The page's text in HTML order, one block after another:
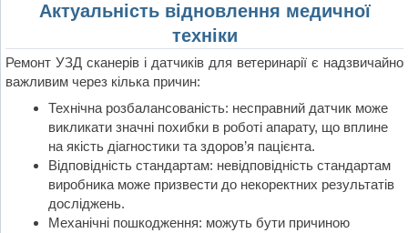
Актуальність відновлення медичної
техніки
Ремонт УЗД сканерів і датчиків для ветеринарії є надзвичайно
важливим через кілька причин:
Технічна розбалансованість: несправний датчик може
викликати значні похибки в роботі апарату, що вплине
на якість діагностики та здоров’я пацієнта.
Відповідність стандартам: невідповідність стандартам
виробника може призвести до некоректних результатів
досліджень.
Механічні пошкодження: можуть бути причиною